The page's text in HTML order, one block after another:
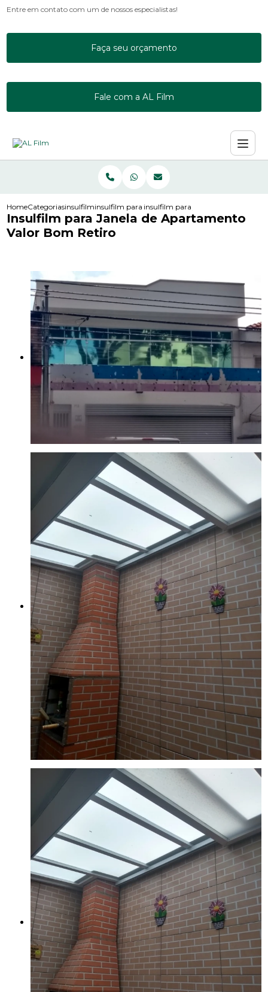
Entre em contato com um de nossos especialistas!
Faça seu orçamento
Fale com a AL Film
HomeCategoriasinsulfilminsulfilm para apartamento
insulfilm para janela de
Insulfilm para Janela de Apartamento
Valor Bom Retiro